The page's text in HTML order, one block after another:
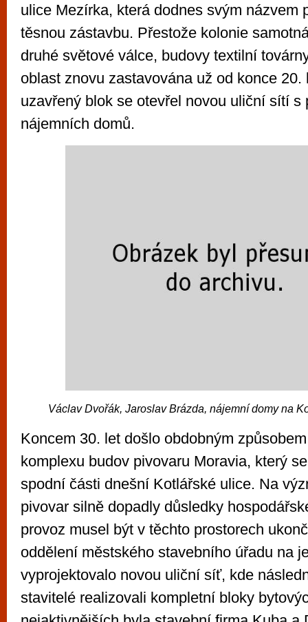
ulice Mezírka, která dodnes svým názvem
těsnou zástavbu. Přestože kolonie
druhé světové válce, budovy textilní
oblast znovu zastavována už od konce 20.
uzavřený blok se otevřel novou uliční sítí s
nájemních domů.
Václav Dvořák, Jaroslav Brázda, nájemní domy na
Koncem 30. let došlo obdobným
komplexu budov pivovaru Moravia, který
spodní části dnešní Kotlářské ulice. Na
pivovar silně dopadly důsledky
provoz musel být v těchto prostorech
oddělení městského stavebního úřadu na
vyprojektovalo novou uliční síť, kde
stavitelé realizovali kompletní bloky